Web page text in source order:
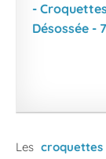
-
Désossée -
Les